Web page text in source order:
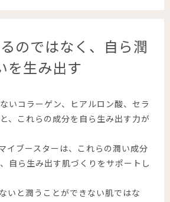
のではなく、自ら潤
を生み出す
いコラーゲン、ヒアルロン酸、セラ
、これらの成分を自ら生み出す力が
イブースターは、これらの潤い成分
自ら生み出す肌づくりをサポートし
いと潤うことができない肌ではな